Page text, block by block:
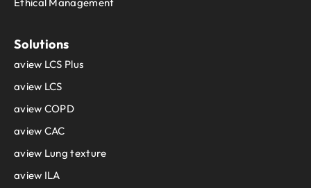
Solutions
aview LCS Plus
aview LCS
aview COPD
aview CAC
aview Lung texture
aview ILA